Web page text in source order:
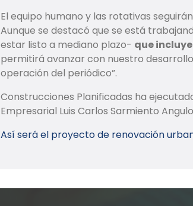
El equipo humano y las rotativas
Aunque se destacó que se está
estar listo a mediano plazo- que
permitirá avanzar con nuestro
operación del periódico”.
Construcciones Planificadas ha
Empresarial Luis Carlos Sarmiento
Así será el proyecto de renovación